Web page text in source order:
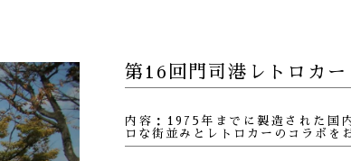
第16回門司港レトロカ
内容：1975年までに製造された国
ロな街並みとレトロカーのコラボを